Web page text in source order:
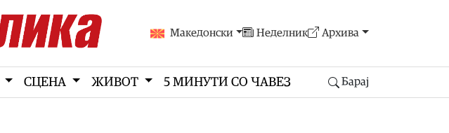
Македонски Неделник Архива
СЦЕНА ЖИВОТ 5 МИНУТИ СО ЧАВЕЗ Барај